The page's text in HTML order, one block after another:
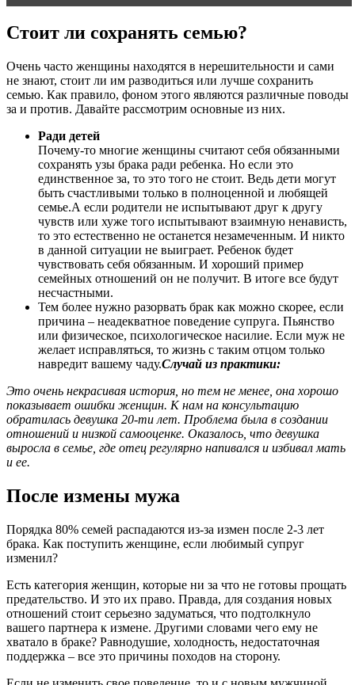
Стоит ли сохранять семью?
Очень часто женщины находятся в нерешительности и сами
не знают, стоит ли им разводиться или лучше сохранить
семью. Как правило, фоном этого являются различные поводы
за и против. Давайте рассмотрим основные из них.
Ради детей
Почему-то многие женщины считают себя обязанными
сохранять узы брака ради ребенка. Но если это
единственное за, то это того не стоит. Ведь дети могут
быть счастливыми только в полноценной и любящей
семье.А если родители не испытывают друг к другу
чувств или хуже того испытывают взаимную ненависть,
то это естественно не останется незамеченным. И никто
в данной ситуации не выиграет. Ребенок будет
чувствовать себя обязанным. И хороший пример
семейных отношений он не получит. В итоге все будут
несчастными.
Тем более нужно разорвать брак как можно скорее, если
причина – неадекватное поведение супруга. Пьянство
или физическое, психологическое насилие. Если муж не
желает исправляться, то жизнь с таким отцом только
навредит вашему чаду.Случай из практики:
Это очень некрасивая история, но тем не менее, она хорошо
показывает ошибки женщин. К нам на консультацию
обратилась девушка 20-ти лет. Проблема была в создании
отношений и низкой самооценке. Оказалось, что девушка
выросла в семье, где отец регулярно напивался и избивал мать
и ее.
После измены мужа
Порядка 80% семей распадаются из-за измен после 2-3 лет
брака. Как поступить женщине, если любимый супруг
изменил?
Есть категория женщин, которые ни за что не готовы прощать
предательство. И это их право. Правда, для создания новых
отношений стоит серьезно задуматься, что подтолкнуло
вашего партнера к измене. Другими словами чего ему не
хватало в браке? Равнодушие, холодность, недостаточная
поддержка – все это причины походов на сторону.